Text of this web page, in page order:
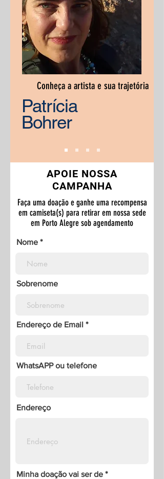
Conheça a artista e sua trajetória
Patrícia
Bohrer
APOIE NOSSA
CAMPANHA
Faça uma doação e ganhe uma recompensa
em camiseta(s) para retirar em nossa sede
em Porto Alegre sob agendamento
Nome
Sobrenome
Endereço de Email
WhatsAPP ou telefone
Endereço
Minha doação vai ser de